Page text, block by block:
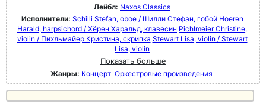
Лейбл: Naxos Classics
Исполнители: Schilli Stefan, oboe / Шилли Стефан, гобой Hoeren
Harald, harpsichord / Хёрен Харальд, клавесин Pichlmeier Christine,
violin / Пихльмайер Кристина, скрипка Stewart Lisa, violin / Stewart
Lisa, violin
Показать больше
Жанры: Концерт Оркестровые произведения